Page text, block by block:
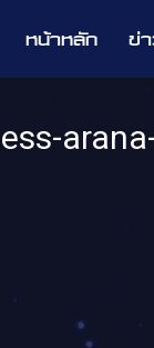
Elsword
หน้าหลัก ข่